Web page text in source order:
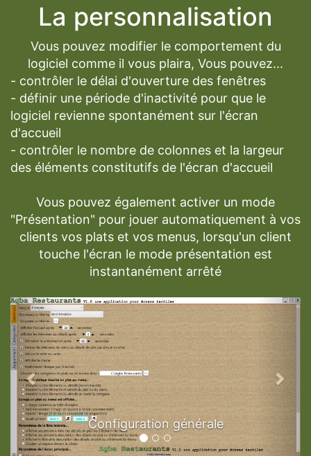
La personnalisation
Vous pouvez modifier le comportement du
logiciel comme il vous plaira, Vous pouvez...
- contrôler le délai d'ouverture des fenêtres
- définir une période d'inactivité pour que le
logiciel revienne spontanément sur l'écran
d'accueil
- contrôler le nombre de colonnes et la largeur
des éléments constitutifs de l'écran d'accueil
Vous pouvez également activer un mode
"Présentation" pour jouer automatiquement à vos
clients vos plats et vos menus, lorsqu'un client
touche l'écran le mode présentation est
instantanément arrêté
Configuration générale
Previous Next